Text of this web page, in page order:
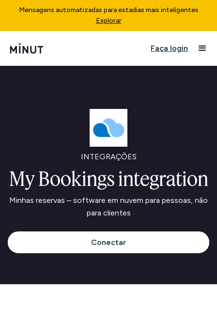
Mensagens automatizadas para estadias mais inteligentes
Explorar
Faça login
INTEGRAÇÕES
My Bookings integration
Minhas reservas – software em nuvem para pessoas, não
para clientes
Conectar